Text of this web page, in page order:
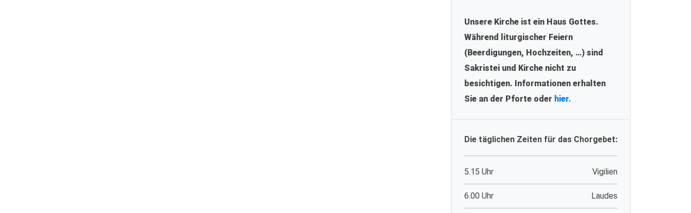
Unsere Kirche ist ein Haus Gottes.
Während liturgischer Feiern
(Beerdigungen, Hochzeiten, …) sind
Sakristei und Kirche nicht zu
besichtigen. Informationen erhalten
Sie an der Pforte oder hier.
Die täglichen Zeiten für das Chorgebet:
5.15 Uhr Vigilien
6.00 Uhr Laudes